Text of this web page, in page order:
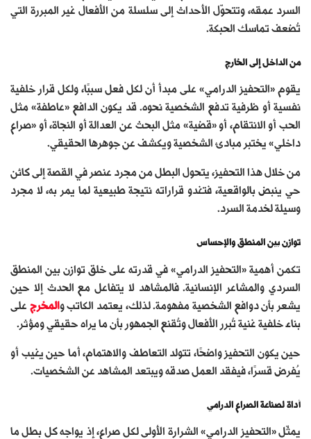
السرد عمقه، وتتحوّل الأحداث إلى سلسلة من الأفعال غير المبررة التي
تُضعف تماسك الحبكة.
من الداخل إلى الخارج
يقوم «التحفيز الدرامي» على مبدأ أن لكل فعل سببًا، ولكل قرار خلفية
نفسية أو ظرفية تدفع الشخصية نحوه. قد يكون الدافع «عاطفة» مثل
الحب أو الانتقام، أو «قضية» مثل البحث عن العدالة أو النجاة، أو «صراع
داخلي» يختبر مبادئ الشخصية ويكشف عن جوهرها الحقيقي.
من خلال هذا التحفيز، يتحول البطل من مجرد عنصر في القصة إلى كائن
حي ينبض بالواقعية، فتغدو قراراته نتيجة طبيعية لما يمر به، لا مجرد
وسيلة لخدمة السرد.
توازن بين المنطق والإحساس
تكمن أهمية «التحفيز الدرامي» في قدرته على خلق توازن بين المنطق
السردي والمشاعر الإنسانية. فالمشاهد لا يتفاعل مع الحدث إلا حين
يشعر بأن دوافع الشخصية مفهومة. لذلك، يعتمد الكاتب والمخرج على
بناء خلفية غنية تُبرر الأفعال وتُقنع الجمهور بأن ما يراه حقيقي ومؤثر.
حين يكون التحفيز واضحًا، تتولد التعاطف والاهتمام، أما حين يغيب أو
يُفرض قسرًا، فيفقد العمل صدقه ويبتعد المشاهد عن الشخصيات.
أداة لصناعة الصراع الدرامي
يمثّل «التحفيز الدرامي» الشرارة الأولى لكل صراع، إذ يواجه كل بطل ما